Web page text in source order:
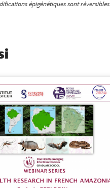
épigénétiques sont réversibles.